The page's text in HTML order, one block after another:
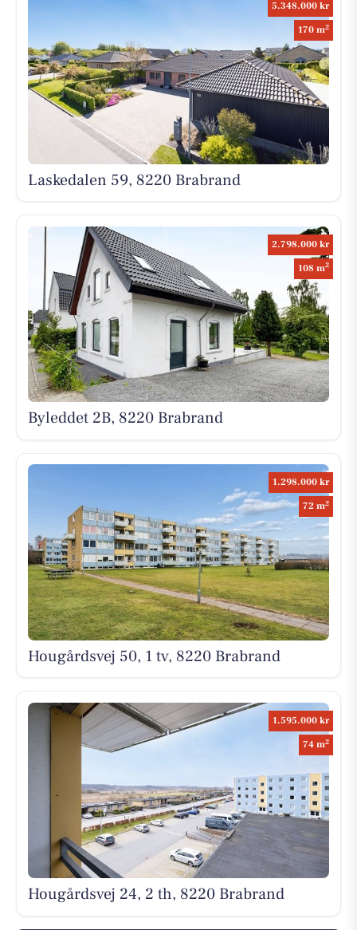
5.348.000 kr
170 m2
Laskedalen 59, 8220 Brabrand
2.798.000 kr
108 m2
Byleddet 2B, 8220 Brabrand
1.298.000 kr
72 m2
Hougårdsvej 50, 1 tv, 8220 Brabrand
1.595.000 kr
74 m2
Hougårdsvej 24, 2 th, 8220 Brabrand